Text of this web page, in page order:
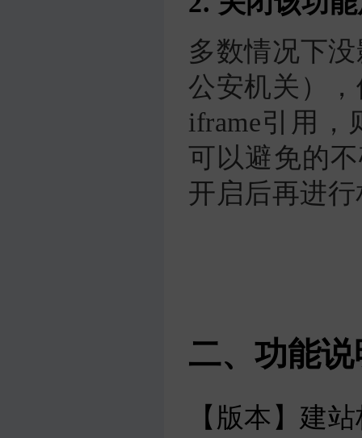
多数情况下
公安机关）
iframe引用
可以避免的
开启后再进
二、功能说
【版本】建